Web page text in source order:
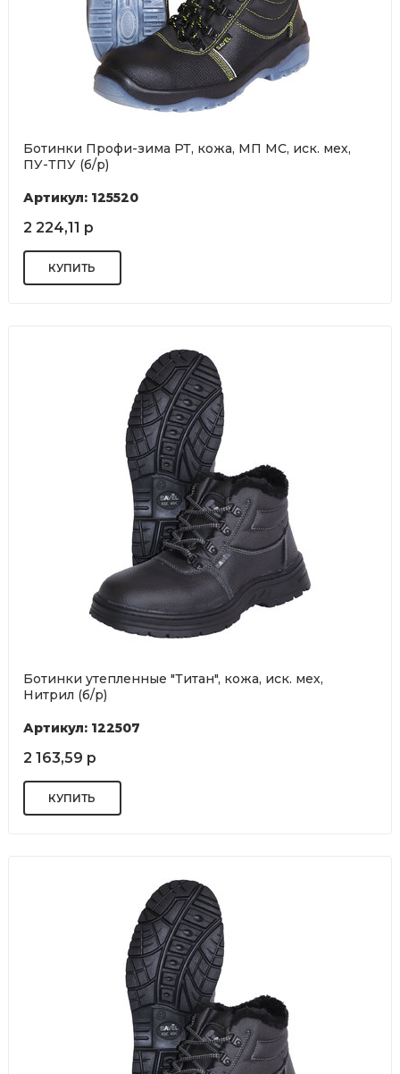
Ботинки Профи-зима РТ, кожа, МП МС, иск. мех,
ПУ-ТПУ (б/р)
Артикул: 125520
2 224,11 р
Ботинки утепленные "Титан", кожа, иск. мех,
Нитрил (б/р)
Артикул: 122507
2 163,59 р